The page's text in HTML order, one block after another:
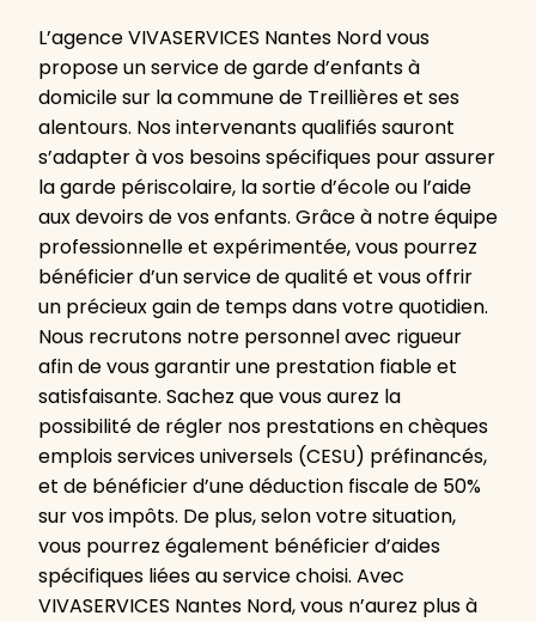
L’agence VIVASERVICES Nantes Nord vous
propose un service de garde d’enfants à
domicile sur la commune de Treillières et ses
alentours. Nos intervenants qualifiés sauront
s’adapter à vos besoins spécifiques pour assurer
la garde périscolaire, la sortie d’école ou l’aide
aux devoirs de vos enfants. Grâce à notre équipe
professionnelle et expérimentée, vous pourrez
bénéficier d’un service de qualité et vous offrir
un précieux gain de temps dans votre quotidien.
Nous recrutons notre personnel avec rigueur
afin de vous garantir une prestation fiable et
satisfaisante. Sachez que vous aurez la
possibilité de régler nos prestations en chèques
emplois services universels (CESU) préfinancés,
et de bénéficier d’une déduction fiscale de 50%
sur vos impôts. De plus, selon votre situation,
vous pourrez également bénéficier d’aides
spécifiques liées au service choisi. Avec
VIVASERVICES Nantes Nord, vous n’aurez plus à